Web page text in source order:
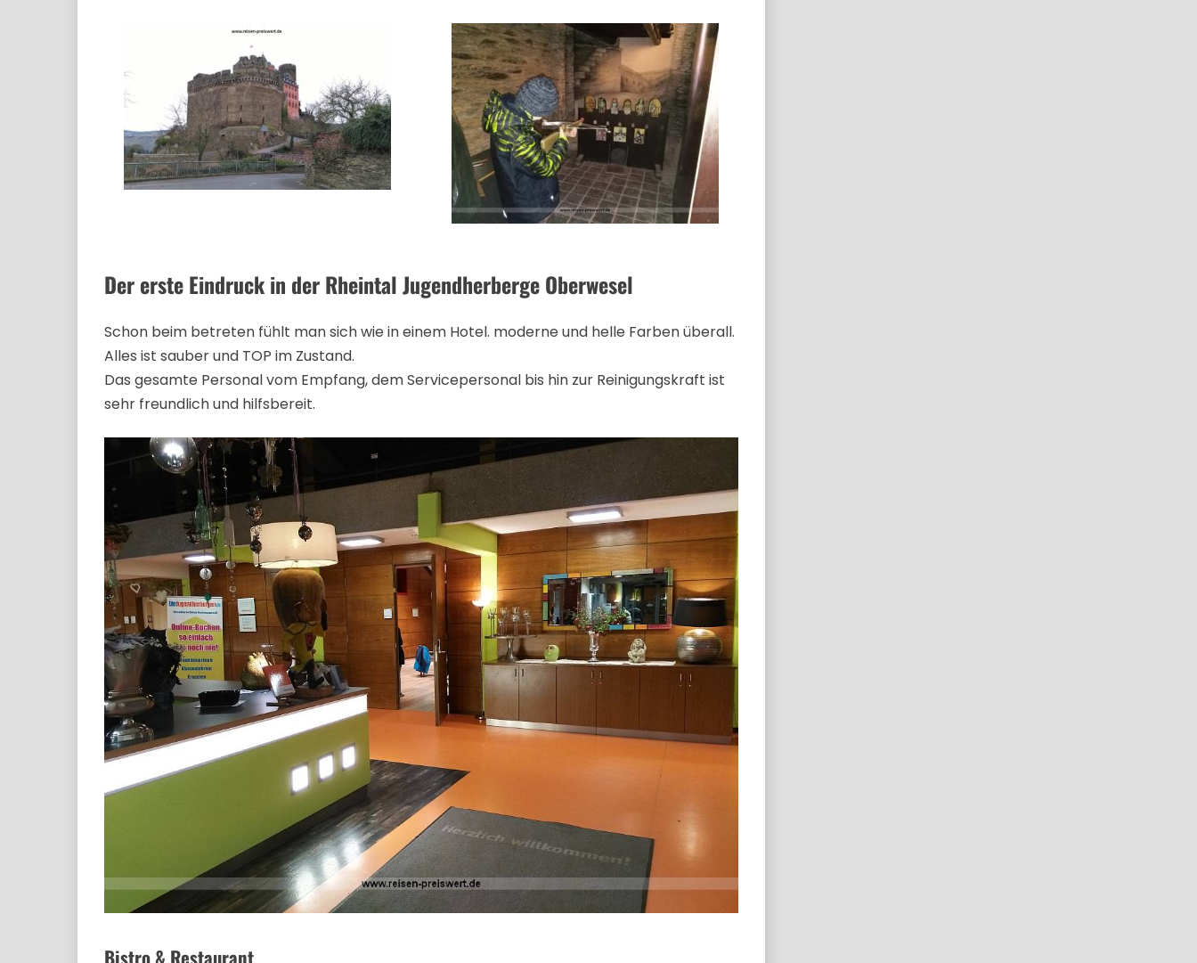
Der erste Eindruck in der Rheintal Jugendherberge Oberwesel
Schon beim betreten fühlt man sich wie in einem Hotel. moderne und helle Farben überall.
Alles ist sauber und TOP im Zustand.
Das gesamte Personal vom Empfang, dem Servicepersonal bis hin zur Reinigungskraft ist
sehr freundlich und hilfsbereit.
Bistro & Restaurant